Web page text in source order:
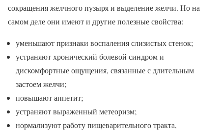
сокращения желчного пузыря и выделение желчи. Но на
самом деле они имеют и другие полезные свойства:
уменьшают признаки воспаления слизистых стенок;
устраняют хронический болевой синдром и
дискомфортные ощущения, связанные с длительным
застоем желчи;
повышают аппетит;
устраняют выраженный метеоризм;
нормализуют работу пищеварительного тракта,